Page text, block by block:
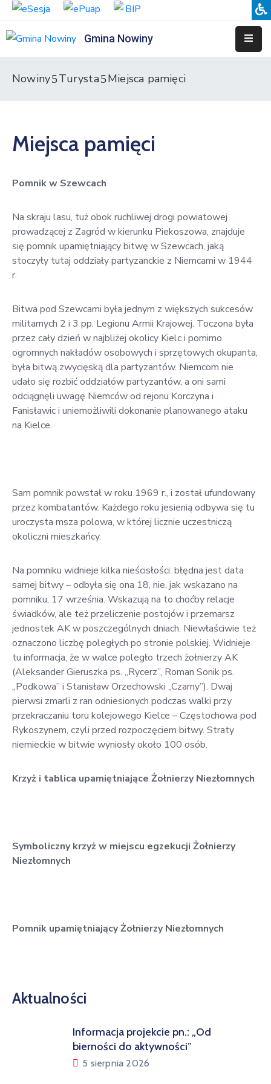
Gmina Nowiny
Nowinach
Podstawowa
Zespół
Placówek
Integracyjnych
w
Zespół
Placówek
Oświatowych
w
Bolechowicach
Nowiny Turysta Miejsca pamięci
Miejsca pamięci
Pomnik w Szewcach
Na skraju lasu, tuż obok ruchliwej drogi powiatowej
prowadzącej z Zagród w kierunku Piekoszowa, znajduje
się pomnik upamiętniający bitwę w Szewcach, jaką
stoczyły tutaj oddziały partyzanckie z Niemcami w 1944
r.
Bitwa pod Szewcami była jednym z większych sukcesów
militarnych 2 i 3 pp. Legionu Armii Krajowej. Toczona była
przez cały dzień w najbliżej okolicy Kielc i pomimo
ogromnych nakładów osobowych i sprzętowych okupanta,
była bitwą zwycięską dla partyzantów. Niemcom nie
udało się rozbić oddziałów partyzantów, a oni sami
odciągnęli uwagę Niemców od rejonu Korczyna i
Fanisławic i uniemożliwili dokonanie planowanego ataku
na Kielce.
Sam pomnik powstał w roku 1969 r., i został ufundowany
przez kombatantów. Każdego roku jesienią odbywa się tu
uroczysta msza polowa, w której licznie uczestniczą
okoliczni mieszkańcy.
Na pomniku widnieje kilka nieścisłości: błędna jest data
samej bitwy – odbyła się ona 18, nie, jak wskazano na
pomniku, 17 września. Wskazują na to choćby relacje
świadków, ale też przeliczenie postojów i przemarsz
jednostek AK w poszczególnych dniach. Niewłaściwie też
oznaczono liczbę poległych po stronie polskiej. Widnieje
tu informacja, że w walce poległo trzech żołnierzy AK
(Aleksander Gieruszka ps. „Rycerz”, Roman Sonik ps.
„Podkowa” i Stanisław Orzechowski „Czarny”). Dwaj
pierwsi zmarli z ran odniesionych podczas walki przy
przekraczaniu toru kolejowego Kielce – Częstochowa pod
Rykoszynem, czyli przed rozpoczęciem bitwy. Straty
niemieckie w bitwie wyniosły około 100 osób.
Krzyż i tablica upamiętniające Żołnierzy Niezłomnych
Symboliczny krzyż w miejscu egzekucji Żołnierzy
Niezłomnych
Pomnik upamiętniający Żołnierzy Niezłomnych
Aktualności
Informacja projekcie pn.: „Od
bierności do aktywności”
5 sierpnia 2026